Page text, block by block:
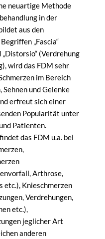
neuartige Methode
in der
aus den
„Fascia“
„Distorsio“ (Verdrehung
wird das FDM sehr
im Bereich
Sehnen und Gelenke
erfreut sich einer
Popularität unter
Patienten.
das FDM u.a. bei
Arthrose,
etc.), Knieschmerzen
Verdrehungen,
etc.),
jeglicher Art
anderen